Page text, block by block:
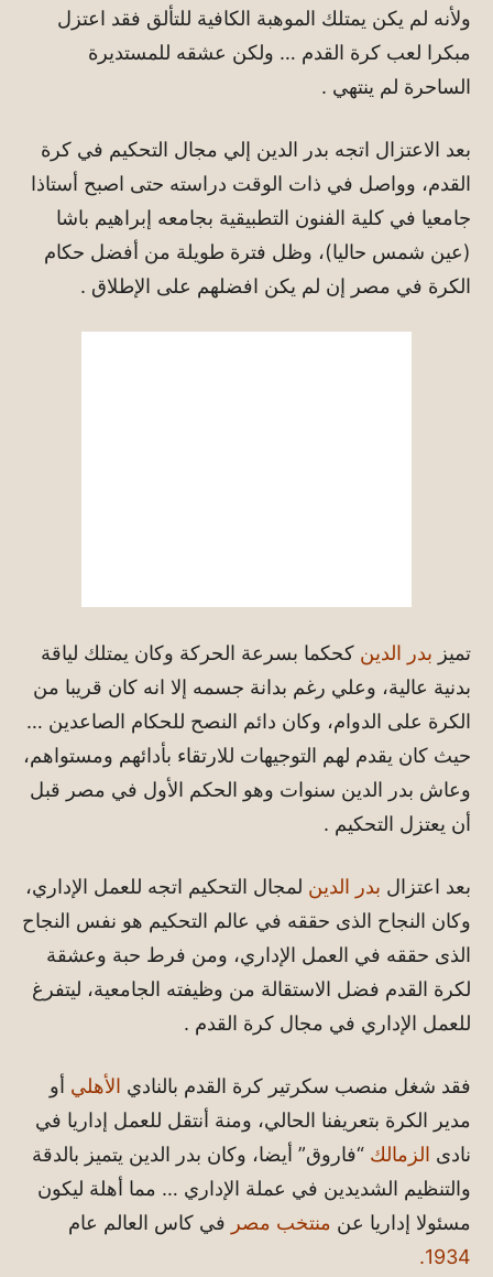
ولأنه لم يكن يمتلك الموهبة الكافية للتألق فقد اعتزل
مبكرا لعب كرة القدم … ولكن عشقه للمستديرة
الساحرة لم ينتهي .
بعد الاعتزال اتجه بدر الدين إلي مجال التحكيم في كرة
القدم، وواصل في ذات الوقت دراسته حتى اصبح أستاذا
جامعيا في كلية الفنون التطبيقية بجامعه إبراهيم باشا
(عين شمس حاليا)، وظل فترة طويلة من أفضل حكام
الكرة في مصر إن لم يكن افضلهم على الإطلاق .
تميز بدر الدين كحكما بسرعة الحركة وكان يمتلك لياقة
بدنية عالية، وعلي رغم بدانة جسمه إلا انه كان قريبا من
الكرة على الدوام، وكان دائم النصح للحكام الصاعدين …
حيث كان يقدم لهم التوجيهات للارتقاء بأدائهم ومستواهم،
وعاش بدر الدين سنوات وهو الحكم الأول في مصر قبل
أن يعتزل التحكيم .
بعد اعتزال بدر الدين لمجال التحكيم اتجه للعمل الإداري،
وكان النجاح الذى حققه في عالم التحكيم هو نفس النجاح
الذى حققه في العمل الإداري، ومن فرط حبة وعشقة
لكرة القدم فضل الاستقالة من وظيفته الجامعية، ليتفرغ
للعمل الإداري في مجال كرة القدم .
فقد شغل منصب سكرتير كرة القدم بالنادي الأهلي أو
مدير الكرة بتعريفنا الحالي، ومنة أنتقل للعمل إداريا في
نادى الزمالك “فاروق” أيضا، وكان بدر الدين يتميز بالدقة
والتنظيم الشديدين في عملة الإداري … مما أهلة ليكون
مسئولا إداريا عن منتخب مصر في كاس العالم عام
1934.